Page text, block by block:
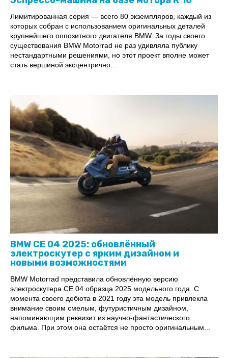
Лимитированная серия — всего 80 экземпляров, каждый из
которых собран с использованием оригинальных деталей
крупнейшего оппозитного двигателя BMW. За годы своего
существования BMW Motorrad не раз удивляла публику
нестандартными решениями, но этот проект вполне может
стать вершиной эксцентрично...
BMW CE 04 2025: обновлённый
электроскутер с ярким дизайном и
новыми возможностями
BMW Motorrad представила обновлённую версию
электроскутера CE 04 образца 2025 модельного года. С
момента своего дебюта в 2021 году эта модель привлекла
внимание своим смелым, футуристичным дизайном,
напоминающим реквизит из научно-фантастического
фильма. При этом она остаётся не просто оригинальным...